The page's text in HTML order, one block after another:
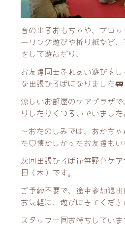
音の出るおもちゃや、ブロ
ーリング遊びや折り紙など
をして遊んだり、
お友達同士ふれあい遊びを
な出張ひろばになりました🚃
涼しいお部屋のケアプラザ
りしたりくつろいでいました
～おたのしみでは、あかち
た♡懐かしかったお友達もい
次回出張ひろばin笹野台ケア
日（木）です。
ご予約不要で、途中参加退
お気軽に、遊びにきてくださ
スタッフ一同お待ちしてい